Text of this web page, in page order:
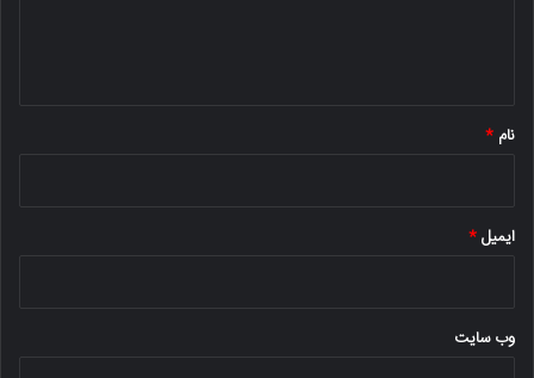
نام *
ایمیل*
وب‌ سایت